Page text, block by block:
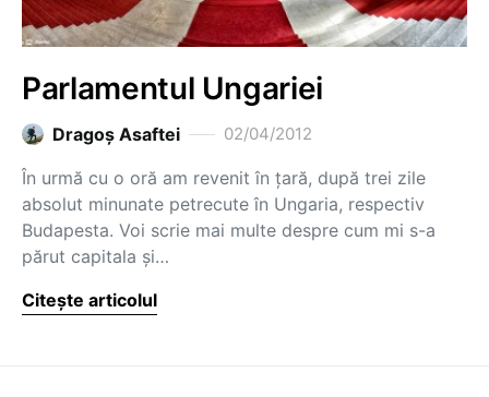
Parlamentul Ungariei
Dragoş Asaftei 02/04/2012
În urmă cu o oră am revenit în țară, după trei zile
absolut minunate petrecute în Ungaria, respectiv
Budapesta. Voi scrie mai multe despre cum mi s-a
părut capitala și…
Citește articolul